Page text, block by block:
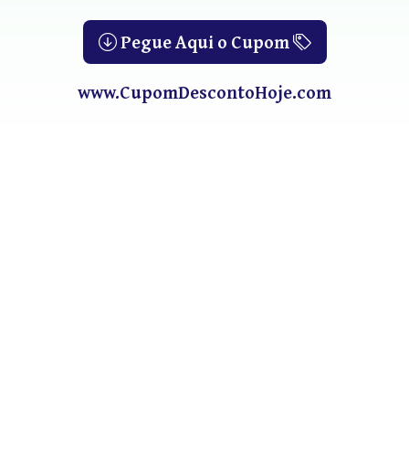
Pegue Aqui o Cupom
www.CupomDescontoHoje.com